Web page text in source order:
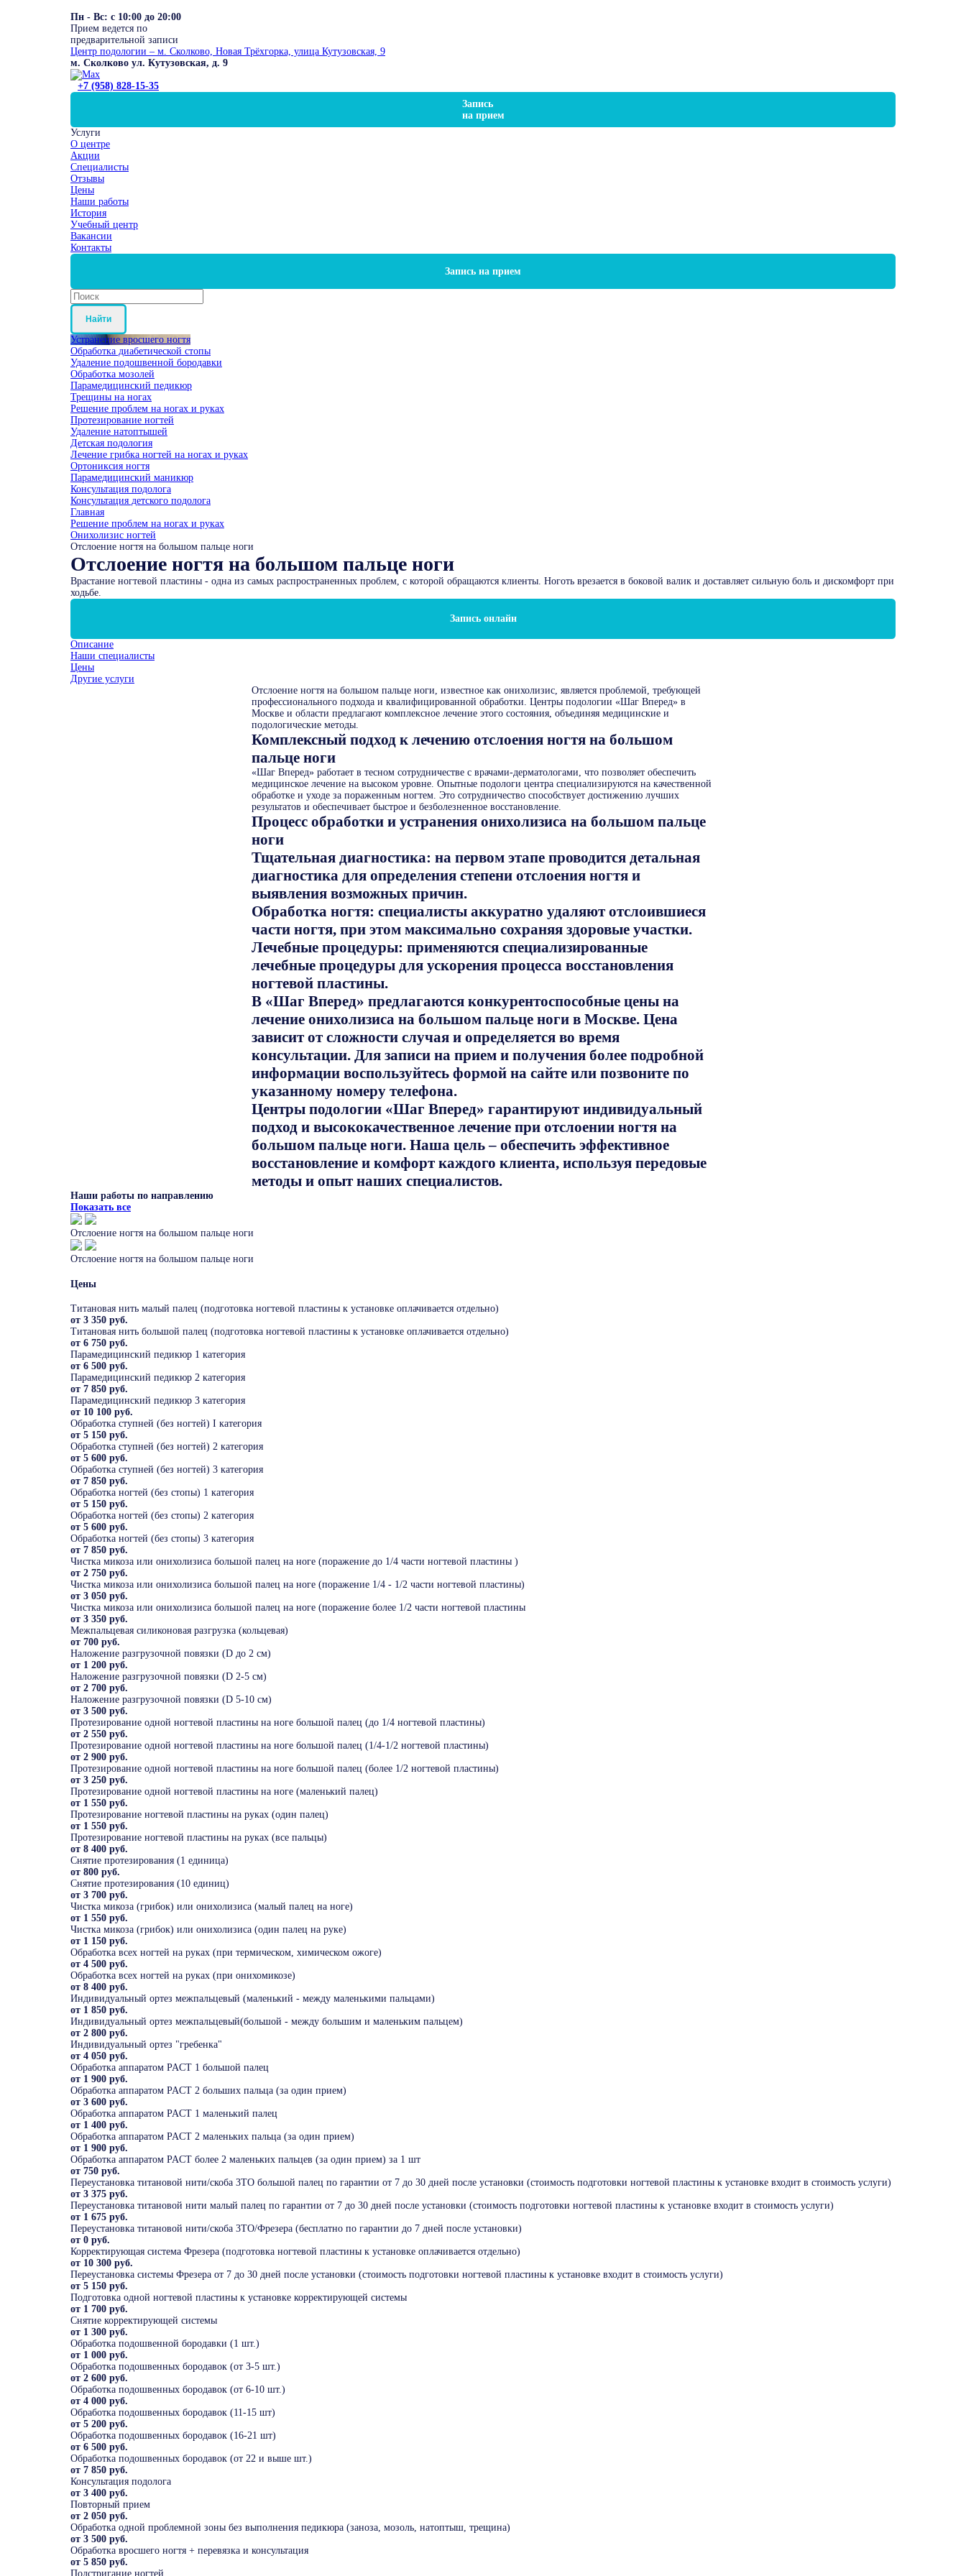
Пн - Вс: с 10:00 до 20:00
Прием ведется по
предварительной записи
Центр подологии – м. Сколково, Новая Трёхгорка, улица Кутузовская, 9
м. Сколково ул. Кутузовская, д. 9
+7 (958) 828-15-35
Запись
на прием
Услуги
О центре
Акции
Специалисты
Отзывы
Цены
Наши работы
История
Учебный центр
Вакансии
Контакты
Запись на прием
Найти
Устранение вросшего ногтя
Обработка диабетической стопы
Удаление подошвенной бородавки
Обработка мозолей
Парамедицинский педикюр
Трещины на ногах
Решение проблем на ногах и руках
Протезирование ногтей
Удаление натоптышей
Детская подология
Лечение грибка ногтей на ногах и руках
Ортониксия ногтя
Парамедицинский маникюр
Консультация подолога
Консультация детского подолога
Главная
Решение проблем на ногах и руках
Онихолизис ногтей
Отслоение ногтя на большом пальце ноги
Отслоение ногтя на большом пальце ноги
Врастание ногтевой пластины - одна из самых распространенных проблем, с которой обращаются клиенты. Ноготь врезается в боковой валик и доставляет сильную боль и дискомфорт при
ходьбе.
Запись онлайн
Описание
Наши специалисты
Цены
Другие услуги
Отслоение ногтя на большом пальце ноги, известное как онихолизис, является проблемой, требующей
профессионального подхода и квалифицированной обработки. Центры подологии «Шаг Вперед» в
Москве и области предлагают комплексное лечение этого состояния, объединяя медицинские и
подологические методы.
Комплексный подход к лечению отслоения ногтя на большом
пальце ноги
«Шаг Вперед» работает в тесном сотрудничестве с врачами-дерматологами, что позволяет обеспечить
медицинское лечение на высоком уровне. Опытные подологи центра специализируются на качественной
обработке и уходе за пораженным ногтем. Это сотрудничество способствует достижению лучших
результатов и обеспечивает быстрое и безболезненное восстановление.
Процесс обработки и устранения онихолизиса на большом пальце
ноги
Тщательная диагностика: на первом этапе проводится детальная
диагностика для определения степени отслоения ногтя и
выявления возможных причин.
Обработка ногтя: специалисты аккуратно удаляют отслоившиеся
части ногтя, при этом максимально сохраняя здоровые участки.
Лечебные процедуры: применяются специализированные
лечебные процедуры для ускорения процесса восстановления
ногтевой пластины.
В «Шаг Вперед» предлагаются конкурентоспособные цены на
лечение онихолизиса на большом пальце ноги в Москве. Цена
зависит от сложности случая и определяется во время
консультации. Для записи на прием и получения более подробной
информации воспользуйтесь формой на сайте или позвоните по
указанному номеру телефона.
Центры подологии «Шаг Вперед» гарантируют индивидуальный
подход и высококачественное лечение при отслоении ногтя на
большом пальце ноги. Наша цель – обеспечить эффективное
восстановление и комфорт каждого клиента, используя передовые
методы и опыт наших специалистов.
Наши работы по направлению
Показать все
Отслоение ногтя на большом пальце ноги
Отслоение ногтя на большом пальце ноги
Цены
Титановая нить малый палец (подготовка ногтевой пластины к установке оплачивается отдельно)
от 3 350 руб.
Титановая нить большой палец (подготовка ногтевой пластины к установке оплачивается отдельно)
от 6 750 руб.
Парамедицинский педикюр 1 категория
от 6 500 руб.
Парамедицинский педикюр 2 категория
от 7 850 руб.
Парамедицинский педикюр 3 категория
от 10 100 руб.
Обработка ступней (без ногтей) I категория
от 5 150 руб.
Обработка ступней (без ногтей) 2 категория
от 5 600 руб.
Обработка ступней (без ногтей) 3 категория
от 7 850 руб.
Обработка ногтей (без стопы) 1 категория
от 5 150 руб.
Обработка ногтей (без стопы) 2 категория
от 5 600 руб.
Обработка ногтей (без стопы) 3 категория
от 7 850 руб.
Чистка микоза или онихолизиса большой палец на ноге (поражение до 1/4 части ногтевой пластины )
от 2 750 руб.
Чистка микоза или онихолизиса большой палец на ноге (поражение 1/4 - 1/2 части ногтевой пластины)
от 3 050 руб.
Чистка микоза или онихолизиса большой палец на ноге (поражение более 1/2 части ногтевой пластины
от 3 350 руб.
Межпальцевая силиконовая разгрузка (кольцевая)
от 700 руб.
Наложение разгрузочной повязки (D до 2 см)
от 1 200 руб.
Наложение разгрузочной повязки (D 2-5 см)
от 2 700 руб.
Наложение разгрузочной повязки (D 5-10 см)
от 3 500 руб.
Протезирование одной ногтевой пластины на ноге большой палец (до 1/4 ногтевой пластины)
от 2 550 руб.
Протезирование одной ногтевой пластины на ноге большой палец (1/4-1/2 ногтевой пластины)
от 2 900 руб.
Протезирование одной ногтевой пластины на ноге большой палец (более 1/2 ногтевой пластины)
от 3 250 руб.
Протезирование одной ногтевой пластины на ноге (маленький палец)
от 1 550 руб.
Протезирование ногтевой пластины на руках (один палец)
от 1 550 руб.
Протезирование ногтевой пластины на руках (все пальцы)
от 8 400 руб.
Снятие протезирования (1 единица)
от 800 руб.
Снятие протезирования (10 единиц)
от 3 700 руб.
Чистка микоза (грибок) или онихолизиса (малый палец на ноге)
от 1 550 руб.
Чистка микоза (грибок) или онихолизиса (один палец на руке)
от 1 150 руб.
Обработка всех ногтей на руках (при термическом, химическом ожоге)
от 4 500 руб.
Обработка всех ногтей на руках (при онихомикозе)
от 8 400 руб.
Индивидуальный ортез межпальцевый (маленький - между маленькими пальцами)
от 1 850 руб.
Индивидуальный ортез межпальцевый(большой - между большим и маленьким пальцем)
от 2 800 руб.
Индивидуальный ортез "гребенка"
от 4 050 руб.
Обработка аппаратом PACT 1 большой палец
от 1 900 руб.
Обработка аппаратом PACT 2 больших пальца (за один прием)
от 3 600 руб.
Обработка аппаратом PACT 1 маленький палец
от 1 400 руб.
Обработка аппаратом PACT 2 маленьких пальца (за один прием)
от 1 900 руб.
Обработка аппаратом PACT более 2 маленьких пальцев (за один прием) за 1 шт
от 750 руб.
Переустановка титановой нити/скоба 3ТО большой палец по гарантии от 7 до 30 дней после установки (стоимость подготовки ногтевой пластины к установке входит в стоимость услуги)
от 3 375 руб.
Переустановка титановой нити малый палец по гарантии от 7 до 30 дней после установки (стоимость подготовки ногтевой пластины к установке входит в стоимость услуги)
от 1 675 руб.
Переустановка титановой нити/скоба 3ТО/Фрезера (бесплатно по гарантии до 7 дней после установки)
от 0 руб.
Корректирующая система Фрезера (подготовка ногтевой пластины к установке оплачивается отдельно)
от 10 300 руб.
Переустановка системы Фрезера от 7 до 30 дней после установки (стоимость подготовки ногтевой пластины к установке входит в стоимость услуги)
от 5 150 руб.
Подготовка одной ногтевой пластины к установке корректирующей системы
от 1 700 руб.
Снятие корректирующей системы
от 1 300 руб.
Обработка подошвенной бородавки (1 шт.)
от 1 000 руб.
Обработка подошвенных бородавок (от 3-5 шт.)
от 2 600 руб.
Обработка подошвенных бородавок (от 6-10 шт.)
от 4 000 руб.
Обработка подошвенных бородавок (11-15 шт)
от 5 200 руб.
Обработка подошвенных бородавок (16-21 шт)
от 6 500 руб.
Обработка подошвенных бородавок (от 22 и выше шт.)
от 7 850 руб.
Консультация подолога
от 3 400 руб.
Повторный прием
от 2 050 руб.
Обработка одной проблемной зоны без выполнения педикюра (заноза, мозоль, натоптыш, трещина)
от 3 500 руб.
Обработка вросшего ногтя + перевязка и консультация
от 5 850 руб.
Подстригание ногтей